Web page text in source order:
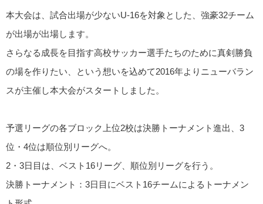
本大会は、試合出場が少ないU-16を対象とした、強豪32チーム
が出場が出場します。
さらなる成長を目指す高校サッカー選手たちのために真剣勝負
の場を作りたい、という想いを込めて2016年よりニューバラン
スが主催し本大会がスタートしました。
予選リーグの各ブロック上位2校は決勝トーナメント進出、3
位・4位は順位別リーグへ。
2・3日目は、ベスト16リーグ、順位別リーグを行う。
決勝トーナメント：3日目にベスト16チームによるトーナメン